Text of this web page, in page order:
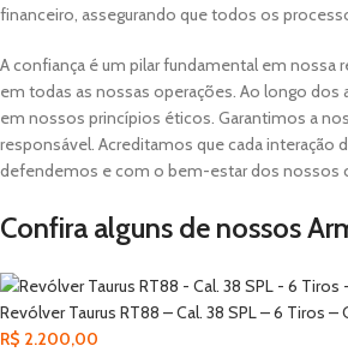
financeiro, assegurando que todos os
A confiança é um pilar fundamental em nossa
em todas as nossas operações. Ao longo
em nossos princípios éticos. Garantimos a
responsável. Acreditamos que cada
defendemos e com o bem-estar dos nossos
Confira alguns de nossos
Revólver Taurus RT88 – Cal. 38 SPL – 6 Tiros –
R$ 2.200,00